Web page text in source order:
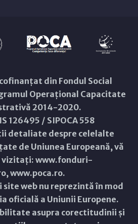
din Fondul Social
Operațional Capacitate
2014-2020.
126495 / SIPOCA 558
detaliate despre celelalte
de Uniunea Europeană, vă
vizitați: www.fonduri-
,www.poca.ro.
web nu reprezintă în mod
oficială a Uniunii Europene.
asupra corectitudinii și